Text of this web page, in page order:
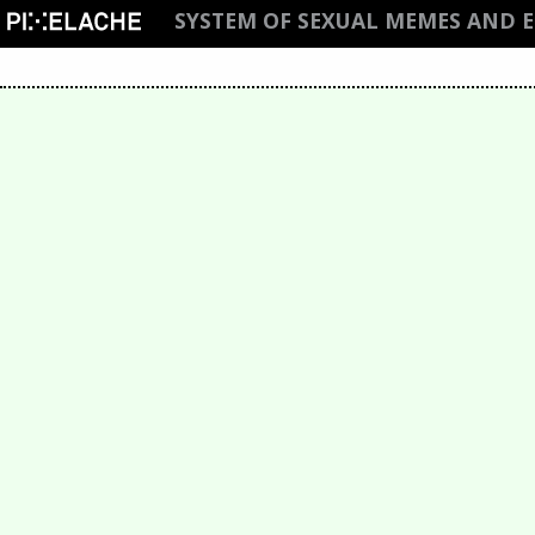
SYSTEM OF SEXUAL MEMES AND